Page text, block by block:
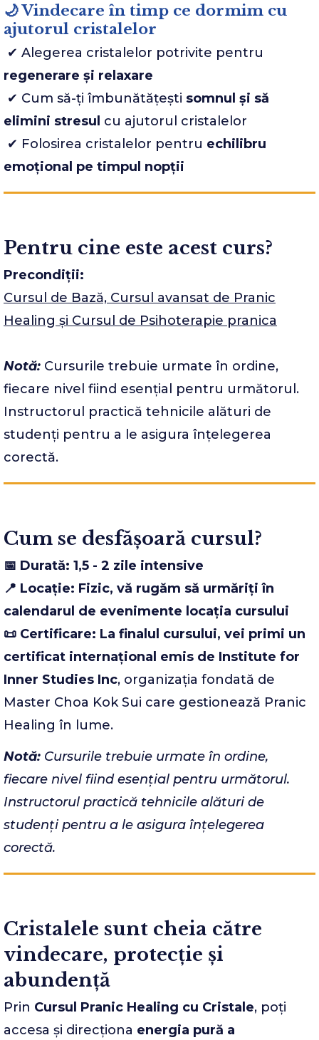
🌙 Vindecare în timp ce dormim cu
ajutorul cristalelor
✔ Alegerea cristalelor potrivite pentru
regenerare și relaxare
✔ Cum să-ți îmbunătățești somnul și să
elimini stresul cu ajutorul cristalelor
✔ Folosirea cristalelor pentru echilibru
emoțional pe timpul nopții
Pentru cine este acest curs?
Precondiții:
Cursul de Bază, Cursul avansat de Pranic
Healing și Cursul de Psihoterapie pranica
Notă: Cursurile trebuie urmate în ordine,
fiecare nivel fiind esențial pentru următorul.
Instructorul practică tehnicile alături de
studenți pentru a le asigura înțelegerea
corectă.
Cum se desfășoară cursul?
📅 Durată: 1,5 - 2 zile intensive
📍 Locație: Fizic, vă rugăm să urmăriți în
calendarul de evenimente locația cursului
📜 Certificare: La finalul cursului, vei primi un
certificat internațional emis de Institute for
Inner Studies Inc, organizația fondată de
Master Choa Kok Sui care gestionează Pranic
Healing în lume.
Notă: Cursurile trebuie urmate în ordine,
fiecare nivel fiind esențial pentru următorul.
Instructorul practică tehnicile alături de
studenți pentru a le asigura înțelegerea
corectă.
Cristalele sunt cheia către
vindecare, protecție și
abundență
Prin Cursul Pranic Healing cu Cristale, poți
accesa și direcționa energia pură a